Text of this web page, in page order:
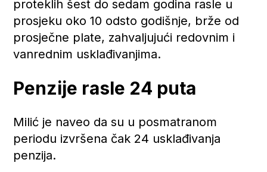
proteklih šest do sedam godina rasle u
prosjeku oko 10 odsto godišnje, brže od
prosječne plate, zahvaljujući redovnim i
vanrednim usklađivanjima.
Penzije rasle 24 puta
Milić je naveo da su u posmatranom
periodu izvršena čak 24 usklađivanja
penzija.